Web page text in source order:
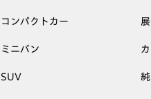
コンパクトカー
ミニバン
SUV